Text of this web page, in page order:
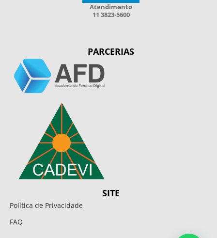
Atendimento
11 3823-5600
PARCERIAS
SITE
Política de Privacidade
FAQ